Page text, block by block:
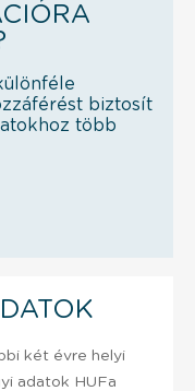
biztosít
több
két évre helyi
adatok HUFa